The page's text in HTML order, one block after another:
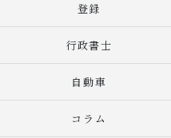
登録
行政書士
自動車
コラム